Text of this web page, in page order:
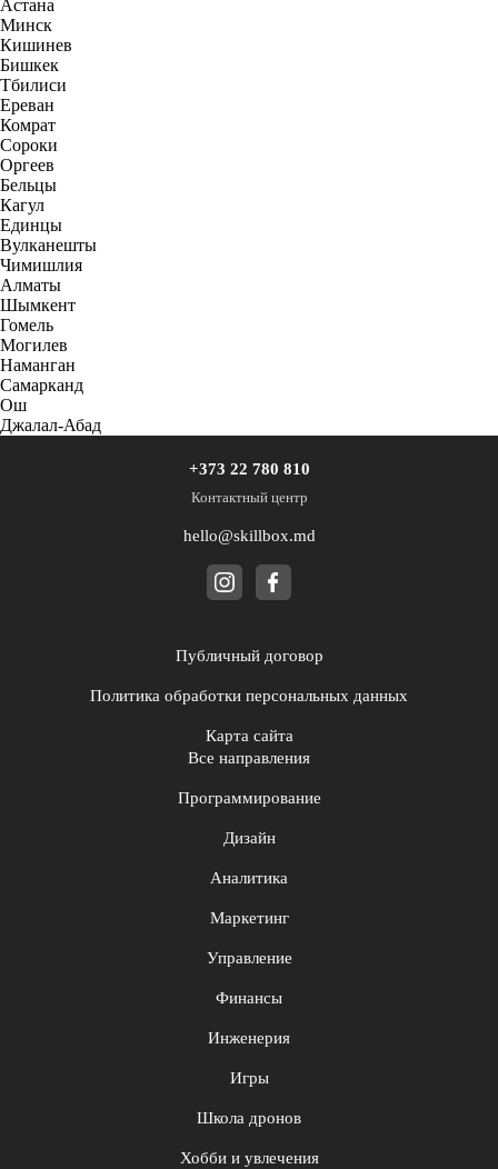
Астана
Минск
Кишинев
Бишкек
Тбилиси
Ереван
Комрат
Сороки
Оргеев
Бельцы
Кагул
Единцы
Вулканешты
Чимишлия
Алматы
Шымкент
Гомель
Могилев
Наманган
Самарканд
Ош
Джалал-Абад
+373 22 780 810
Контактный центр
hello@skillbox.md
Публичный договор
Политика обработки персональных данных
Карта сайта
Все направления
Программирование
Дизайн
Аналитика
Маркетинг
Управление
Финансы
Инженерия
Игры
Школа дронов
Хобби и увлечения